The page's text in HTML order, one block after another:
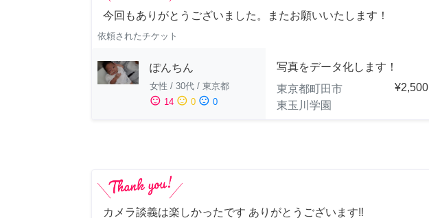
今回もありがとうございました。またお願いいたします！
依頼されたチケット
ぽんちん
女性 / 30代 / 東京都
sentiment_satisfied 14 sentiment_neutral 0 sentiment_dissatisfied 0
写真をデータ化します！
東京都町田市
東玉川学園
¥2,500
カメラ談義は楽しかったです ありがとうございます‼️